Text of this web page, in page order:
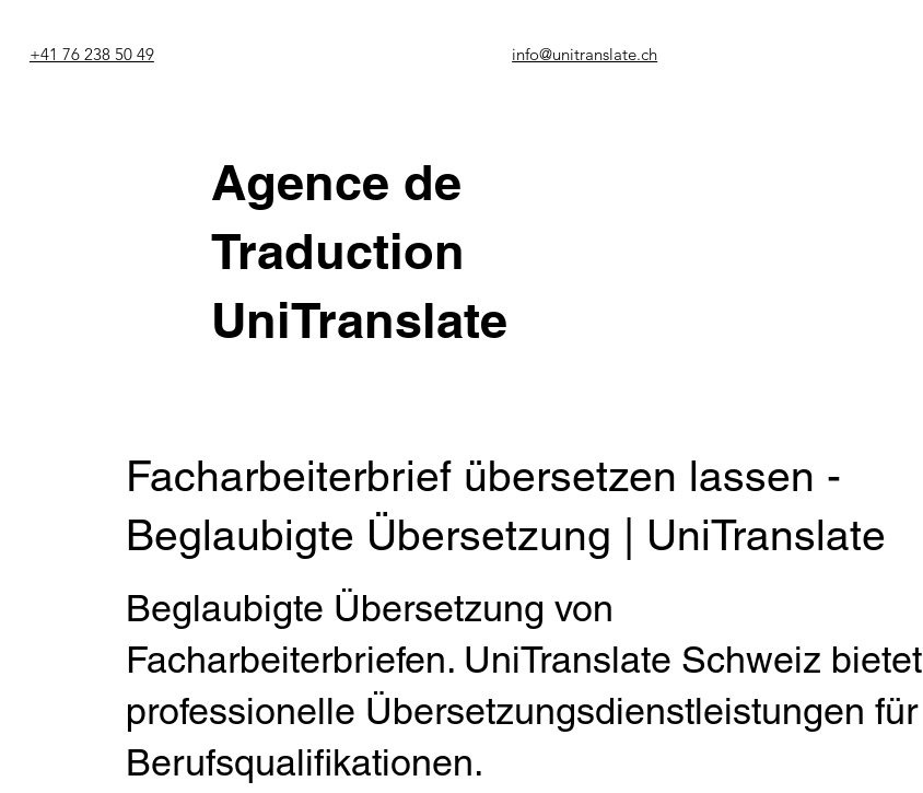
Agence de
Traduction
UniTranslate
+41 76 238 50 49 info@unitranslate.ch
Facharbeiterbrief übersetzen lassen -
Beglaubigte Übersetzung | UniTranslate
Beglaubigte Übersetzung von
Facharbeiterbriefen. UniTranslate Schweiz bietet
professionelle Übersetzungsdienstleistungen für
Berufsqualifikationen.